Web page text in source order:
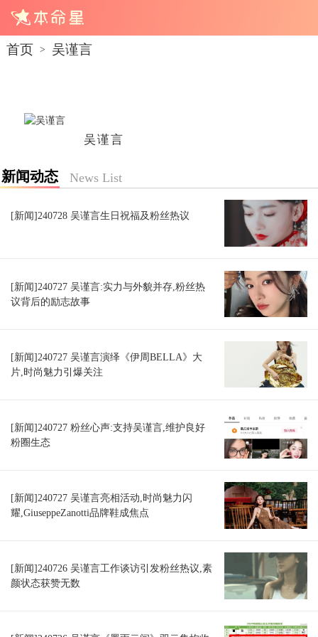
首页 > 吴谨言
吴谨言
新闻动态 News List
[新闻]240728 吴谨言生日祝福及粉丝热议
[新闻]240727 吴谨言:实力与外貌并存,粉丝热
议背后的励志故事
[新闻]240727 吴谨言演绎《伊周BELLA》大
片,时尚魅力引爆关注
[新闻]240727 粉丝心声:支持吴谨言,维护良好
粉圈生态
[新闻]240727 吴谨言亮相活动,时尚魅力闪
耀,GiuseppeZanotti品牌鞋成焦点
[新闻]240726 吴谨言工作谈访引发粉丝热议,素
颜状态获赞无数